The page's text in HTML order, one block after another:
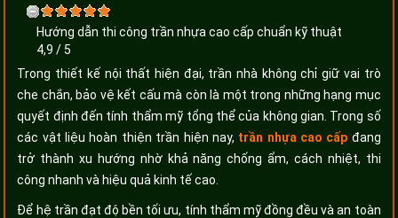
Hướng dẫn thi công trần nhựa cao cấp chuẩn kỹ thuật
4,9 / 5
Trong thiết kế nội thất hiện đại, trần nhà không chỉ giữ vai trò
che chắn, bảo vệ kết cấu mà còn là một trong những hạng mục
quyết định đến tính thẩm mỹ tổng thể của không gian. Trong số
các vật liệu hoàn thiện trần hiện nay, trần nhựa cao cấp đang
trở thành xu hướng nhờ khả năng chống ẩm, cách nhiệt, thi
công nhanh và hiệu quả kinh tế cao.
Để hệ trần đạt độ bền tối ưu, tính thẩm mỹ đồng đều và an toàn